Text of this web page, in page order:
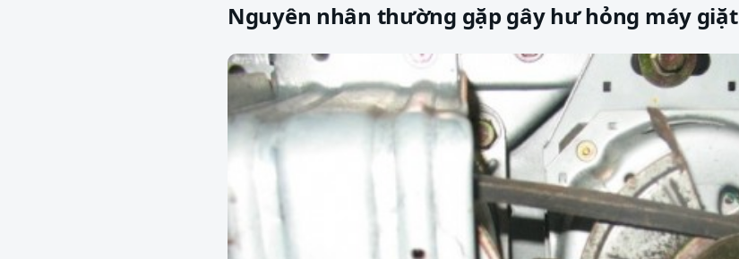
Nguyên nhân thường gặp gây hư hỏng máy giặt